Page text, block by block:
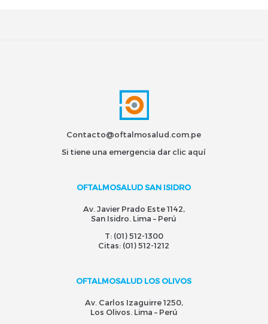
Contacto@oftalmosalud.com.pe
Si tiene una emergencia dar clic aquí
OFTALMOSALUD SAN ISIDRO
Av. Javier Prado Este 1142,
San Isidro. Lima – Perú
T: (01) 512-1300
Citas: (01) 512-1212
OFTALMOSALUD LOS OLIVOS
Av. Carlos Izaguirre 1250,
Los Olivos. Lima – Perú